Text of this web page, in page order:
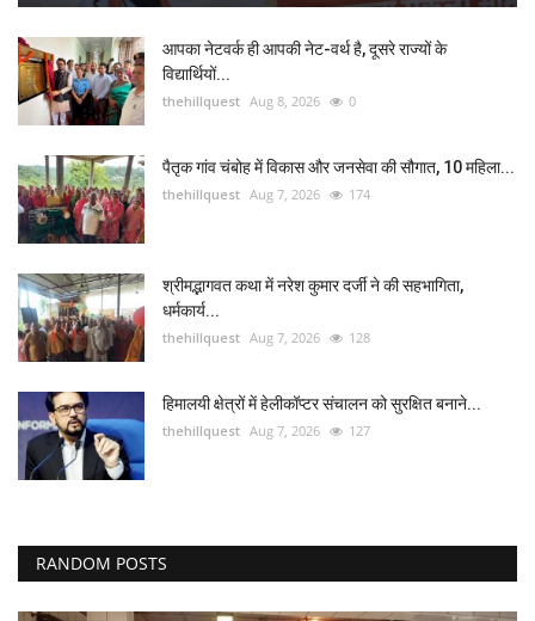
आपका नेटवर्क ही आपकी नेट-वर्थ है, दूसरे राज्यों के
विद्यार्थियों...
thehillquest Aug 8, 2026 0
पैतृक गांव चंबोह में विकास और जनसेवा की सौगात, 10 महिला...
thehillquest Aug 7, 2026 174
श्रीमद्भागवत कथा में नरेश कुमार दर्जी ने की सहभागिता,
धर्मकार्य...
thehillquest Aug 7, 2026 128
हिमालयी क्षेत्रों में हेलीकॉप्टर संचालन को सुरक्षित बनाने...
thehillquest Aug 7, 2026 127
RANDOM POSTS